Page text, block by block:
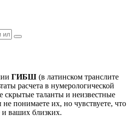
ГИБШ (в латинском транслите
расчета в нумерологической
скрытые таланты и неизвестные
понимаете их, но чувствуете, что
и ваших близких.